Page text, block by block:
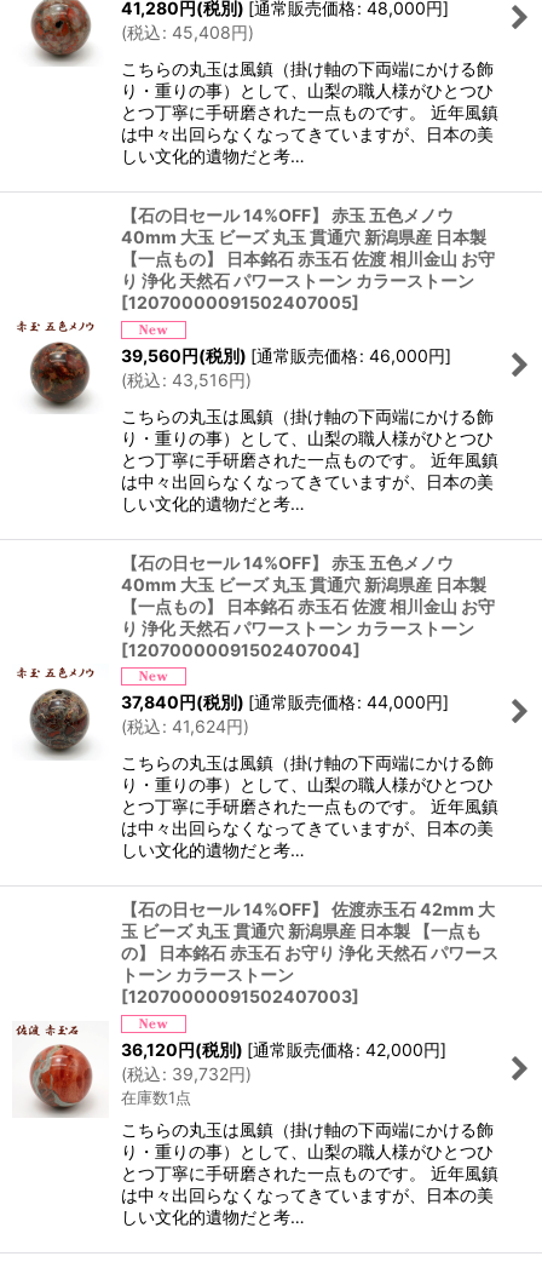
41,280円(税別) [通常販売価格: 48,000円]
(税込: 45,408円)
こちらの丸玉は風鎮（掛け軸の下両端にかける飾
り・重りの事）として、山梨の職人様がひとつひ
とつ丁寧に手研磨された一点ものです。 近年風鎮
は中々出回らなくなってきていますが、日本の美
しい文化的遺物だと考…
【石の日セール 14%OFF】 赤玉 五色メノウ
40mm 大玉 ビーズ 丸玉 貫通穴 新潟県産 日本製
【一点もの】 日本銘石 赤玉石 佐渡 相川金山 お守
り 浄化 天然石 パワーストーン カラーストーン
[12070000091502407005]
39,560円(税別) [通常販売価格: 46,000円]
(税込: 43,516円)
こちらの丸玉は風鎮（掛け軸の下両端にかける飾
り・重りの事）として、山梨の職人様がひとつひ
とつ丁寧に手研磨された一点ものです。 近年風鎮
は中々出回らなくなってきていますが、日本の美
しい文化的遺物だと考…
【石の日セール 14%OFF】 赤玉 五色メノウ
40mm 大玉 ビーズ 丸玉 貫通穴 新潟県産 日本製
【一点もの】 日本銘石 赤玉石 佐渡 相川金山 お守
り 浄化 天然石 パワーストーン カラーストーン
[12070000091502407004]
37,840円(税別) [通常販売価格: 44,000円]
(税込: 41,624円)
こちらの丸玉は風鎮（掛け軸の下両端にかける飾
り・重りの事）として、山梨の職人様がひとつひ
とつ丁寧に手研磨された一点ものです。 近年風鎮
は中々出回らなくなってきていますが、日本の美
しい文化的遺物だと考…
【石の日セール 14%OFF】 佐渡赤玉石 42mm 大
玉 ビーズ 丸玉 貫通穴 新潟県産 日本製 【一点も
の】 日本銘石 赤玉石 お守り 浄化 天然石 パワース
トーン カラーストーン
[12070000091502407003]
36,120円(税別) [通常販売価格: 42,000円]
(税込: 39,732円)
在庫数1点
こちらの丸玉は風鎮（掛け軸の下両端にかける飾
り・重りの事）として、山梨の職人様がひとつひ
とつ丁寧に手研磨された一点ものです。 近年風鎮
は中々出回らなくなってきていますが、日本の美
しい文化的遺物だと考…